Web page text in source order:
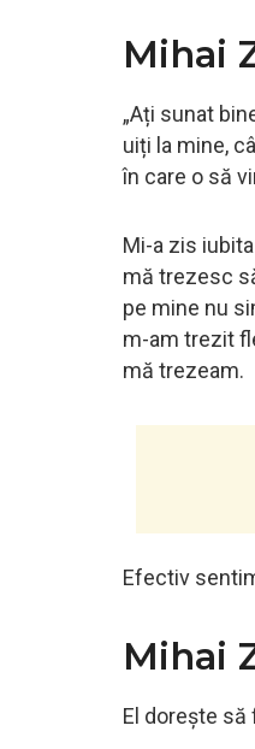
Mihai
„Ați sunat
uiți la mine,
în care o să
Mi-a zis
mă trezesc
pe mine nu
m-am trezit
mă trezeam.
Efectiv
Mihai
El dorește să